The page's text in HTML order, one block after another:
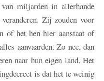
miljarden in allerhande
Zij zouden voor
of het hen hier aanstaat of
aanvaarden. Zo nee, dan
naar hun eigen land. Het
is dat het te weinig